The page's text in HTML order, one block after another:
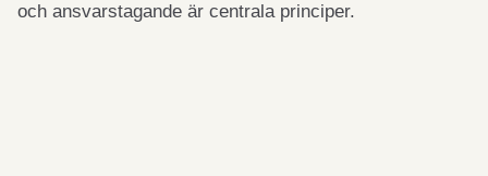
och ansvarstagande är centrala principer.